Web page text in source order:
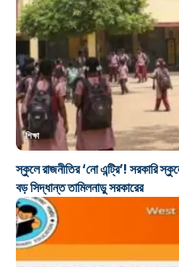
শিক্ষা
স্কুলে রাজনীতির ‘নো এন্ট্রি’! সরকারি
বড় সিদ্ধান্ত তামিলনাড়ু সরকারের